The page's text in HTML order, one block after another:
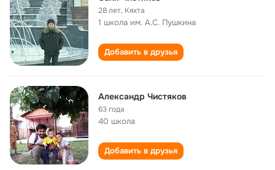
28 лет, Кяхта
1 школа им. А.С. Пушкина
Добавить в друзья
Александр Чистяков
63 года
40 школа
Добавить в друзья